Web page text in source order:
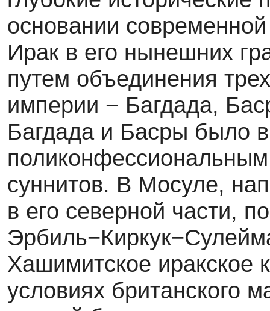
основании современной
Ирак в его нынешних
путем объединения
империи − Багдада,
Багдада и Басры было
суннитов. В Мосуле,
в его северной части,
Хашимитское иракское
условиях британского